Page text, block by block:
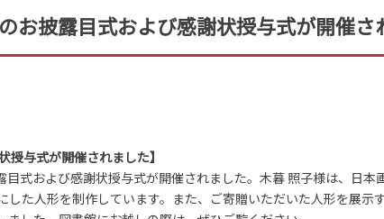
お披露目式および感謝状授与式が開催さ
授与式が開催されました】
式および感謝状授与式が開催されました。木暮 照子様は、日本
た人形を制作しています。また、ご寄贈いただいた人形を展示